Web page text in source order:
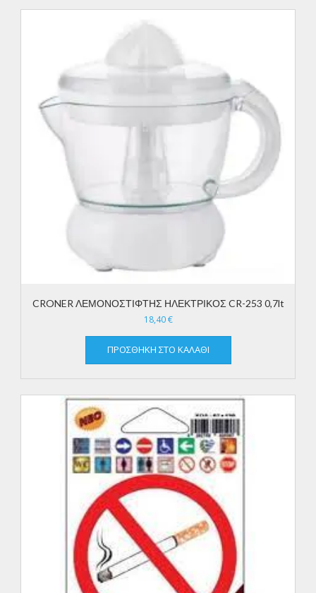
CRONER ΛΕΜΟΝΟΣΤΙΦΤΗΣ ΗΛΕΚΤΡΙΚΟΣ CR-253 0,7lt
18,40€
ΠΡΟΣΘΉΚΗ ΣΤΟ ΚΑΛΆΘΙ